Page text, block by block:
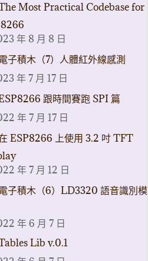
Most Practical Codebase for
年 8 月 8 日
子積木（7）人體紅外線感測
年 7 月 17 日
跟時間賽跑 SPI 篇
年 7 月 17 日
ESP8266 上使用 3.2 吋 TFT
年 7 月 12 日
子積木（6）LD3320 語音識別模
年 6 月 7 日
Lib v.0.1